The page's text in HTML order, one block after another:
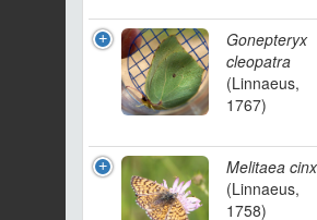
Gonepteryx
cleopatra
(Linnaeus,
1767)
Melitaea
(Linnaeus,
1758)